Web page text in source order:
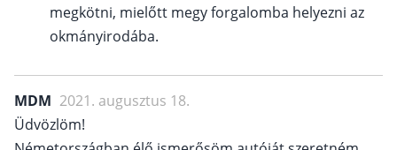
megkötni, mielőtt megy forgalomba helyezni az
okmányirodába.
MDM 2021. augusztus 18.
Üdvözlöm!